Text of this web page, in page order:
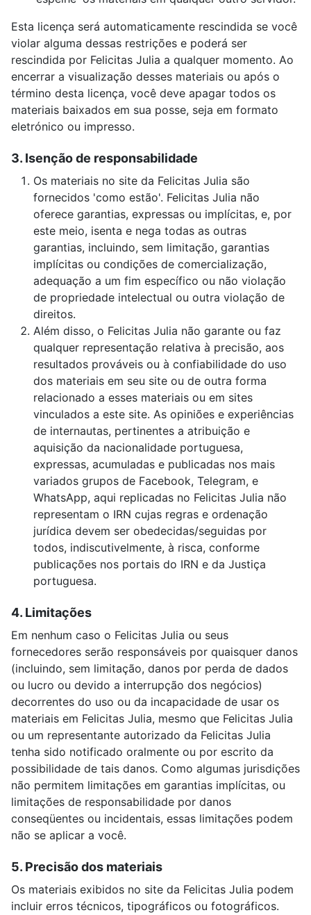
Esta licença será automaticamente rescindida se você
violar alguma dessas restrições e poderá ser
rescindida por Felicitas Julia a qualquer momento. Ao
encerrar a visualização desses materiais ou após o
término desta licença, você deve apagar todos os
materiais baixados em sua posse, seja em formato
eletrónico ou impresso.
3. Isenção de responsabilidade
Os materiais no site da Felicitas Julia são
fornecidos 'como estão'. Felicitas Julia não
oferece garantias, expressas ou implícitas, e, por
este meio, isenta e nega todas as outras
garantias, incluindo, sem limitação, garantias
implícitas ou condições de comercialização,
adequação a um fim específico ou não violação
de propriedade intelectual ou outra violação de
direitos.
Além disso, o Felicitas Julia não garante ou faz
qualquer representação relativa à precisão, aos
resultados prováveis ​​ou à confiabilidade do uso
dos materiais em seu site ou de outra forma
relacionado a esses materiais ou em sites
vinculados a este site. As opiniões e experiências
de internautas, pertinentes a atribuição e
aquisição da nacionalidade portuguesa,
expressas, acumuladas e publicadas nos mais
variados grupos de Facebook, Telegram, e
WhatsApp, aqui replicadas no Felicitas Julia não
representam o IRN cujas regras e ordenação
jurídica devem ser obedecidas/seguidas por
todos, indiscutivelmente, à risca, conforme
publicações nos portais do IRN e da Justiça
portuguesa.
4. Limitações
Em nenhum caso o Felicitas Julia ou seus
fornecedores serão responsáveis ​​por quaisquer danos
(incluindo, sem limitação, danos por perda de dados
ou lucro ou devido a interrupção dos negócios)
decorrentes do uso ou da incapacidade de usar os
materiais em Felicitas Julia, mesmo que Felicitas Julia
ou um representante autorizado da Felicitas Julia
tenha sido notificado oralmente ou por escrito da
possibilidade de tais danos. Como algumas jurisdições
não permitem limitações em garantias implícitas, ou
limitações de responsabilidade por danos
conseqüentes ou incidentais, essas limitações podem
não se aplicar a você.
5. Precisão dos materiais
Os materiais exibidos no site da Felicitas Julia podem
incluir erros técnicos, tipográficos ou fotográficos.